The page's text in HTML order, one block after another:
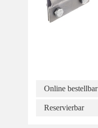
Online bestellbar
Reservierbar